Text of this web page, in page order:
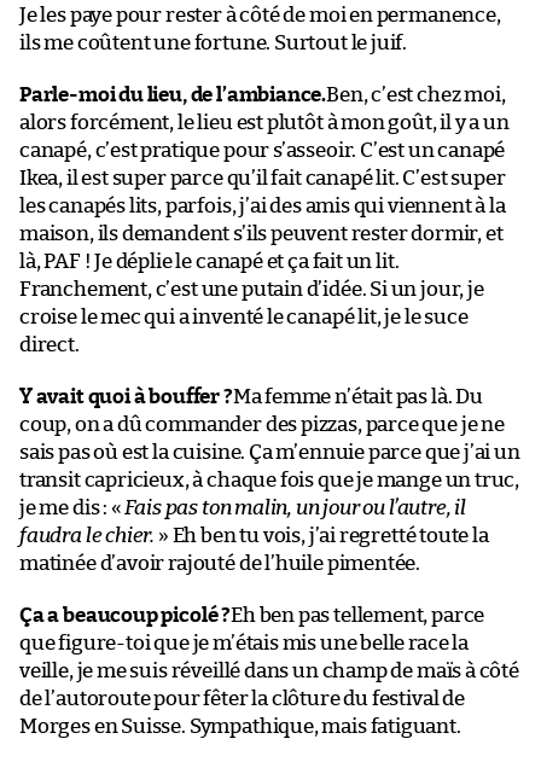
Je les paye pour rester à côté de moi en permanence,
ils me coûtent une fortune. Surtout le juif.
Parle-moi du lieu, de l’ambiance.Ben, c’est chez moi,
alors forcément, le lieu est plutôt à mon goût, il y a un
canapé, c’est pratique pour s’asseoir. C’est un canapé
Ikea, il est super parce qu’il fait canapé lit. C’est super
les canapés lits, parfois, j’ai des amis qui viennent à la
maison, ils demandent s’ils peuvent rester dormir, et
là, PAF ! Je déplie le canapé et ça fait un lit.
Franchement, c’est une putain d’idée. Si un jour, je
croise le mec qui a inventé le canapé lit, je le suce
direct.
Y avait quoi à bouffer ?Ma femme n’était pas là. Du
coup, on a dû commander des pizzas, parce que je ne
sais pas où est la cuisine. Ça m’ennuie parce que j’ai un
transit capricieux, à chaque fois que je mange un truc,
je me dis : « Fais pas ton malin, un jour ou l’autre, il
faudra le chier. » Eh ben tu vois, j’ai regretté toute la
matinée d’avoir rajouté de l’huile pimentée.
Ça a beaucoup picolé ?Eh ben pas tellement, parce
que figure-toi que je m’étais mis une belle race la
veille, je me suis réveillé dans un champ de maïs à côté
de l’autoroute pour fêter la clôture du festival de
Morges en Suisse. Sympathique, mais fatiguant.